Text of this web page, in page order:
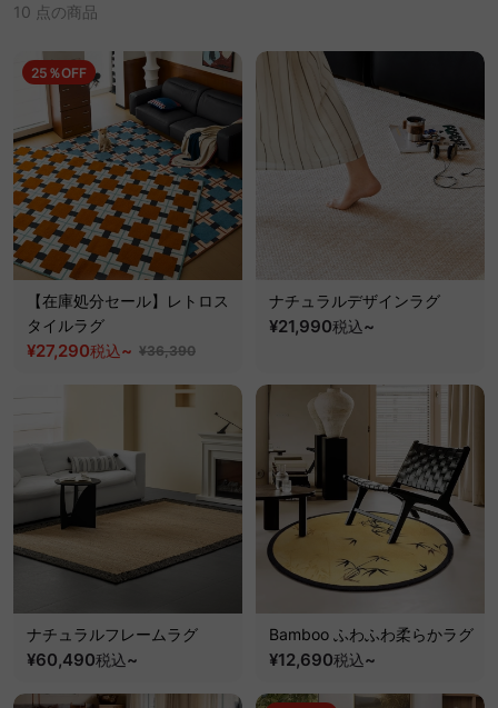
10 点の商品
25％OFF
【在庫処分セール】レトロス
タイルラグ
¥27,290税込~ ¥36,390
ナチュラルデザインラグ
¥21,990税込~
ナチュラルフレームラグ
¥60,490税込~
Bamboo ふわふわ柔らかラグ
¥12,690税込~